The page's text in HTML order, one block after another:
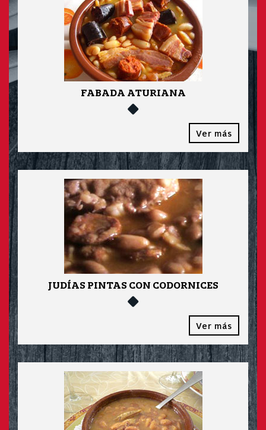
FABADA ATURIANA
Ver más
JUDÍAS PINTAS CON CODORNICES
Ver más